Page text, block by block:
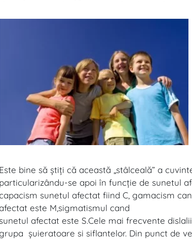
Este bine să ştiţi că această „stâlceală” a
particularizându-se apoi în funcţie de sunetul
sunetul afectat fiind C, gamacism
este M,sigmatismul cand
afectat este S.Cele mai frecvente
şuieratoare si siflantelor. Din punct de